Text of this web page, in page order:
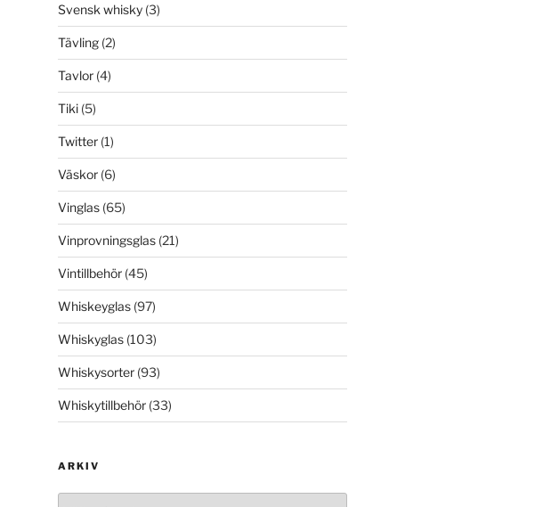
Svensk whisky(3)
Tävling(2)
Tavlor(4)
Tiki(5)
Twitter(1)
Väskor(6)
Vinglas(65)
Vinprovningsglas(21)
Vintillbehör(45)
Whiskeyglas(97)
Whiskyglas(103)
Whiskysorter(93)
Whiskytillbehör(33)
ARKIV